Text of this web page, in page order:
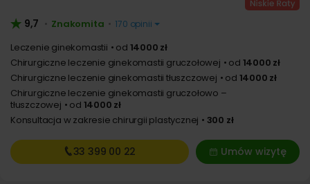
9,7 • Znakomita • 170 opinii
Leczenie ginekomastii od 14000 zł
Chirurgiczne leczenie ginekomastii gruczołowej
od 14000 zł
Chirurgiczne leczenie ginekomastii tłuszczowej
od 14000 zł
Chirurgiczne leczenie ginekomastii gruczołowo –
tłuszczowej
od 14000 zł
Konsultacja w zakresie chirurgii plastycznej
300 zł
Umów wizytę
33 399 00 22